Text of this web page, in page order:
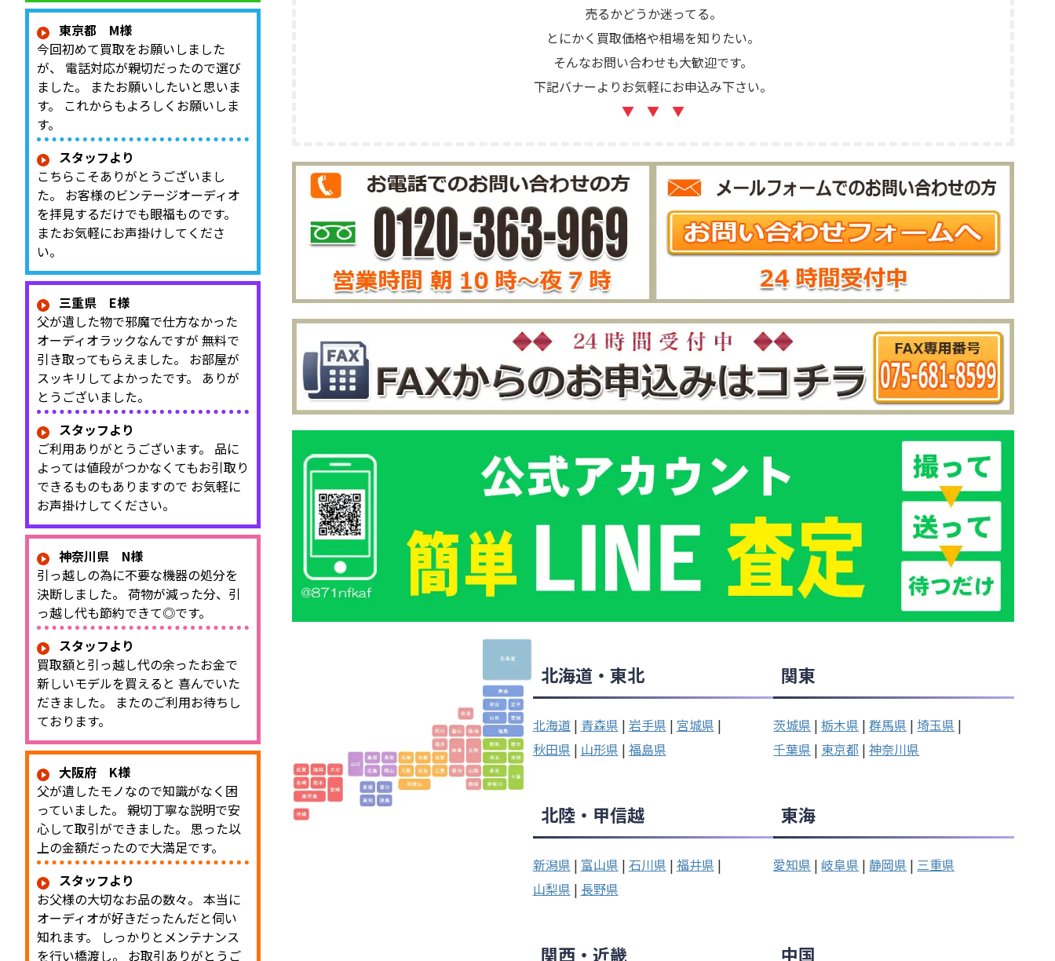
売るかどうか迷ってる。
とにかく買取価格や相場を知りたい。
そんなお問い合わせも大歓迎です。
下記バナーよりお気軽にお申込み下さい。
▼ ▼ ▼
北海道・東北
北海道| 青森県 | 岩手県 | 宮城県 |
秋田県 | 山形県 | 福島県
関東
茨城県 |栃木県 |群馬県 |埼玉県 |
千葉県 | 東京都 |神奈川県
北陸・甲信越
新潟県 | 富山県 | 石川県 | 福井県 |
山梨県 | 長野県
東海
愛知県 | 岐阜県 |静岡県 | 三重県
関西・近畿 中国
東京都 M様
今回初めて買取をお願いしました
が、 電話対応が親切だったので選び
ました。 またお願いしたいと思いま
す。 これからもよろしくお願いしま
す。
スタッフより
こちらこそありがとうございまし
た。 お客様のビンテージオーディオ
を拝見するだけでも眼福ものです。
またお気軽にお声掛けしてくださ
い。
三重県 E様
父が遺した物で邪魔で仕方なかった
オーディオラックなんですが 無料で
引き取ってもらえました。 お部屋が
スッキリしてよかったです。 ありが
とうございました。
スタッフより
ご利用ありがとうございます。 品に
よっては値段がつかなくてもお引取り
できるものもありますので お気軽に
お声掛けしてください。
神奈川県 N様
引っ越しの為に不要な機器の処分を
決断しました。 荷物が減った分、引
っ越し代も節約できて◎です。
スタッフより
買取額と引っ越し代の余ったお金で
新しいモデルを買えると 喜んでいた
だきました。 またのご利用お待ちし
ております。
大阪府 K様
父が遺したモノなので知識がなく困
っていました。 親切丁寧な説明で安
心して取引ができました。 思った以
上の金額だったので大満足です。
スタッフより
お父様の大切なお品の数々。 本当に
オーディオが好きだったんだと伺い
知れます。 しっかりとメンテナンス
を行い橋渡し。 お取引ありがとうご